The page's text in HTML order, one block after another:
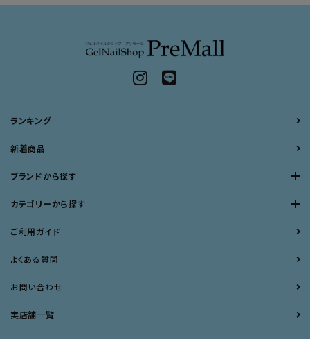
ランキング
新着商品
ブランドから探す
カテゴリーから探す
ご利用ガイド
よくある質問
お問い合わせ
実店舗一覧